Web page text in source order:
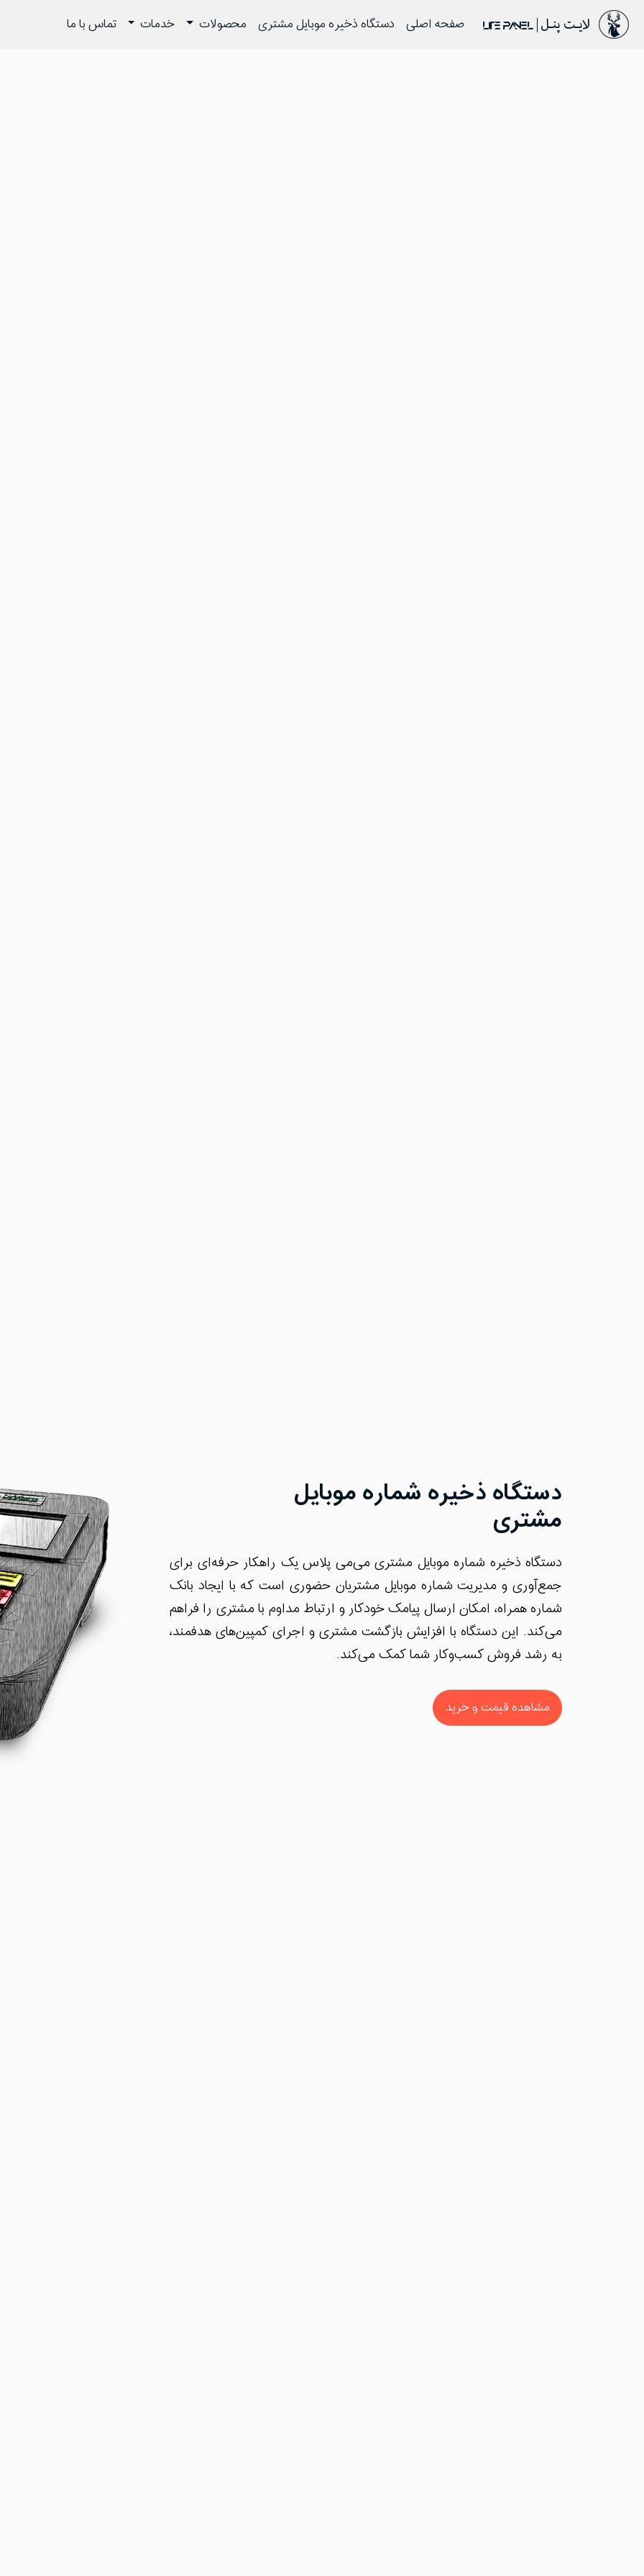
صفحه اصلی دستگاه ذخیره موبایل مشتری محصولات خدمات تماس با ما
دستگاه ذخیره شماره موبایل
مشتری
دستگاه ذخیره شماره موبایل مشتری می‌می پلاس یک راهکار حرفه‌ای برای
جمع‌آوری و مدیریت شماره موبایل مشتریان حضوری است که با ایجاد بانک
شماره همراه، امکان ارسال پیامک خودکار و ارتباط مداوم با مشتری را فراهم
می‌کند. این دستگاه با افزایش بازگشت مشتری و اجرای کمپین‌های هدفمند،
به رشد فروش کسب‌وکار شما کمک می‌کند.
مشاهده قیمت و خرید